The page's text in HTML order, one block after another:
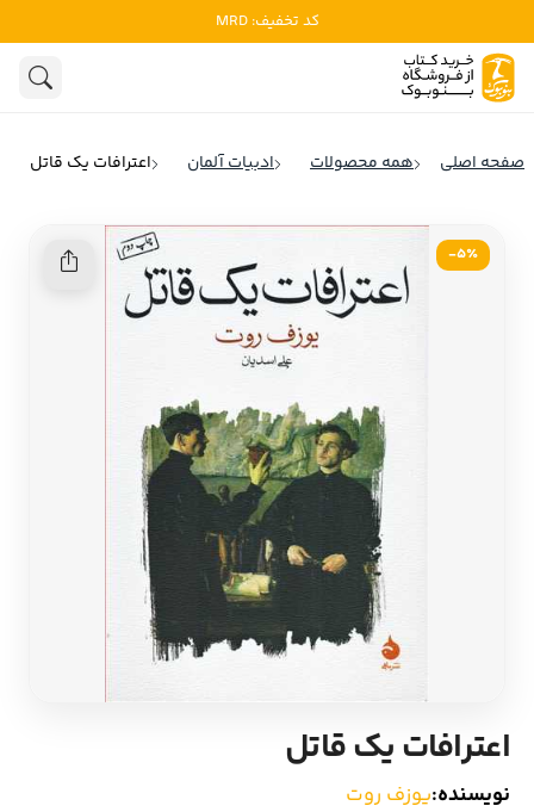
کد تخفیف: MRD
ادبیات
تاریخ و سیاست
ادبیات انگلیس
ادبیات فرانسه
ادبیات ایتالیا
ادبیات روسیه
ادبیات آمریکای لاتین
ادبیات آلمان
ادبیات ترکیه
ادبیات آسیا
سایر کشورهای اروپا
داستان کوتاه
صفحه اصلی همه محصولات ادبیات آلمان اعترافات یک قاتل
5٪-
اعترافات یک قاتل
نویسنده:یوزف روت